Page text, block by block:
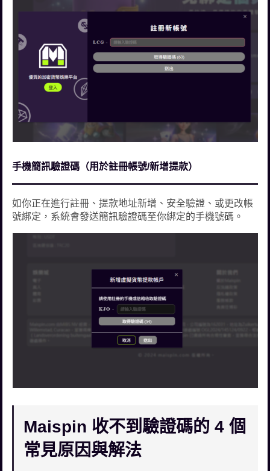
手機簡訊驗證碼（用於註冊帳號/新增提款）
如你正在進行註冊、提款地址新增、安全驗證、或更改帳
號綁定，系統會發送簡訊驗證碼至你綁定的手機號碼。
Maispin 收不到驗證碼的 4 個
常見原因與解法